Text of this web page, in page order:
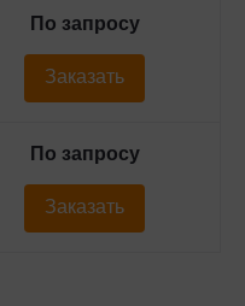
По запросу
Заказать
По запросу
Заказать